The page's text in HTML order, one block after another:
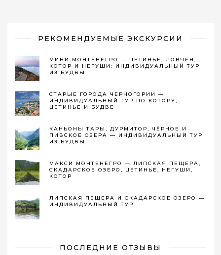
РЕКОМЕНДУЕМЫЕ ЭКСКУРСИИ
МИНИ МОНТЕНЕГРО — ЦЕТИНЬЕ, ЛОВЧЕН,
КОТОР И НЕГУШИ: ИНДИВИДУАЛЬНЫЙ ТУР
ИЗ БУДВЫ
СТАРЫЕ ГОРОДА ЧЕРНОГОРИИ —
ИНДИВИДУАЛЬНЫЙ ТУР ПО КОТОРУ,
ЦЕТИНЬЕ И БУДВЕ
КАНЬОНЫ ТАРЫ, ДУРМИТОР, ЧЁРНОЕ И
ПИВСКОЕ ОЗЁРА — ИНДИВИДУАЛЬНЫЙ ТУР
ИЗ БУДВЫ
МАКСИ МОНТЕНЕГРО — ЛИПСКАЯ ПЕЩЕРА,
СКАДАРСКОЕ ОЗЕРО, ЦЕТИНЬЕ, НЕГУШИ,
КОТОР
ЛИПСКАЯ ПЕЩЕРА И СКАДАРСКОЕ ОЗЕРО —
ИНДИВИДУАЛЬНЫЙ ТУР
ПОСЛЕДНИЕ ОТЗЫВЫ